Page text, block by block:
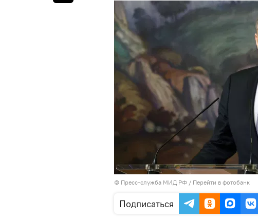
© Пресс-служба МИД РФ / Перейти в фотобанк
Подписаться